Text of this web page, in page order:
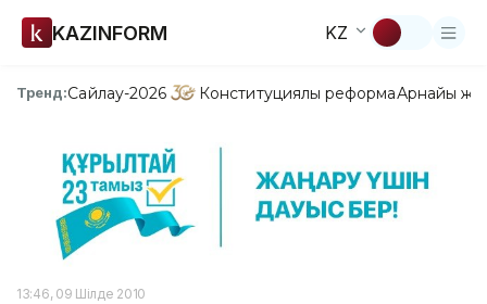
KAZINFORM KZ
Тренд:Сайлау-2026 Конституциялық реформаАрнайы
13:46, 09 Шілде 2010